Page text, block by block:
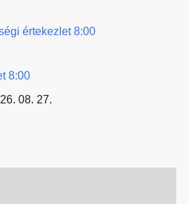
értekezlet 8:00
8:00
08. 27.